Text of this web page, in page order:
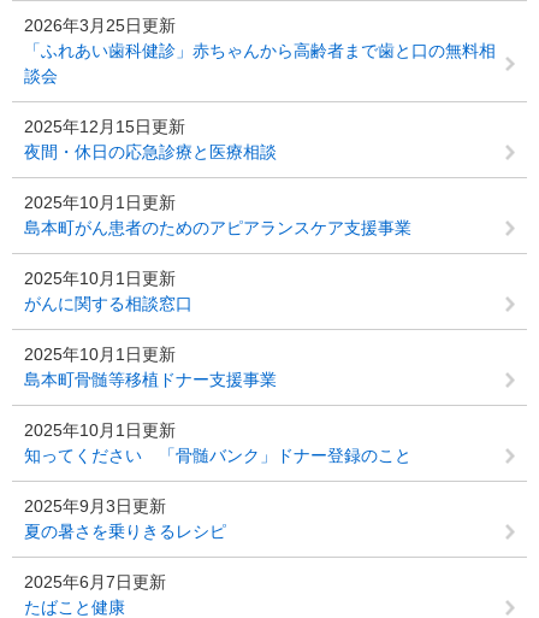
2026年3月25日更新
「ふれあい歯科健診」赤ちゃんから高齢者まで歯と口の無料相
談会
2025年12月15日更新
夜間・休日の応急診療と医療相談
2025年10月1日更新
島本町がん患者のためのアピアランスケア支援事業
2025年10月1日更新
がんに関する相談窓口
2025年10月1日更新
島本町骨髄等移植ドナー支援事業
2025年10月1日更新
知ってください 「骨髄バンク」ドナー登録のこと
2025年9月3日更新
夏の暑さを乗りきるレシピ
2025年6月7日更新
たばこと健康